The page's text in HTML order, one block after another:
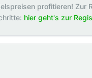
profitieren! Zur
hier geht's zur